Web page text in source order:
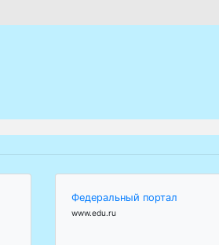
Федеральный портал
www.edu.ru